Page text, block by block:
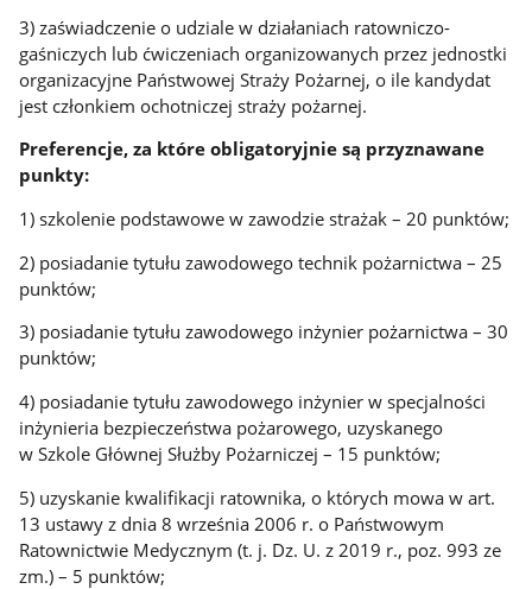
3) zaświadczenie o udziale w działaniach ratowniczo-
gaśniczych lub ćwiczeniach organizowanych przez jednostki
organizacyjne Państwowej Straży Pożarnej, o ile kandydat
jest członkiem ochotniczej straży pożarnej.
Preferencje, za które obligatoryjnie są przyznawane
punkty:
1) szkolenie podstawowe w zawodzie strażak – 20 punktów;
2) posiadanie tytułu zawodowego technik pożarnictwa – 25
punktów;
3) posiadanie tytułu zawodowego inżynier pożarnictwa – 30
punktów;
4) posiadanie tytułu zawodowego inżynier w specjalności
inżynieria bezpieczeństwa pożarowego, uzyskanego
w Szkole Głównej Służby Pożarniczej – 15 punktów;
5) uzyskanie kwalifikacji ratownika, o których mowa w art.
13 ustawy z dnia 8 września 2006 r. o Państwowym
Ratownictwie Medycznym (t. j. Dz. U. z 2019 r., poz. 993 ze
zm.) – 5 punktów;